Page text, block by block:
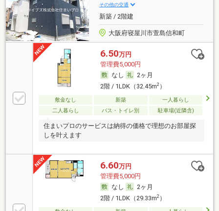
その他の交通
新築 / 2階建
大阪府寝屋川市萱島信和町
6.50万円
管理費5,000円
なし
2ヶ月
2階 / 1LDK（32.45m2）
敷金なし 新築
一人暮らし
二人暮らし
バス・トイレ別 駐車場(近隣含)
住まいプロのサービスは納得の価格で理想のお部屋探
しを叶えます
6.60万円
管理費5,000円
なし
2ヶ月
2階 / 1LDK（29.33m2）